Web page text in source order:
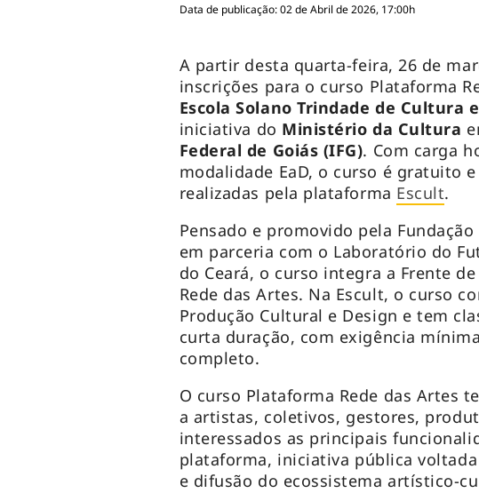
Data de publicação: 02 de Abril de 2026, 17:00h
A partir desta quarta-feira, 26 de
inscrições para o curso Plataforma
Escola Solano Trindade de Cultura
iniciativa do Ministério da Cultura
Federal de Goiás (IFG). Com carga
modalidade EaD, o curso é gratuito
realizadas pela plataforma Escult.
Pensado e promovido pela
em parceria com o Laboratório do
do Ceará, o curso integra a Frente
Rede das Artes. Na Escult, o curso
Produção Cultural e Design e tem
curta duração, com exigência
completo.
O curso Plataforma Rede das Artes
a artistas, coletivos, gestores,
interessados as principais
plataforma, iniciativa pública
e difusão do ecossistema artístico-